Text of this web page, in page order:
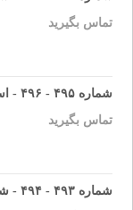
تماس بگیرید
شماره ۴۹۵ - ۴۹۶ - اسفند ۱۴۰۳ و فروردین ۱۴۰۴
تماس بگیرید
شماره ۴۹۳ - ۴۹۴ - شهریور و مهر ۱۴۰۳